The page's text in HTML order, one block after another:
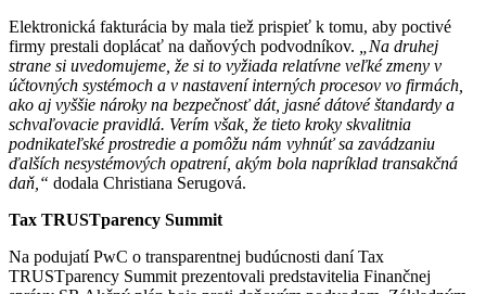
Elektronická fakturácia by mala tiež prispieť k tomu, aby poctivé
firmy prestali doplácať na daňových podvodníkov. „Na druhej
strane si uvedomujeme, že si to vyžiada relatívne veľké zmeny v
účtovných systémoch a v nastavení interných procesov vo firmách,
ako aj vyššie nároky na bezpečnosť dát, jasné dátové štandardy a
schvaľovacie pravidlá. Verím však, že tieto kroky skvalitnia
podnikateľské prostredie a pomôžu nám vyhnúť sa zavádzaniu
ďalších nesystémových opatrení, akým bola napríklad transakčná
daň,“ dodala Christiana Serugová.
Tax TRUSTparency Summit
Na podujatí PwC o transparentnej budúcnosti daní Tax
TRUSTparency Summit prezentovali predstavitelia Finančnej